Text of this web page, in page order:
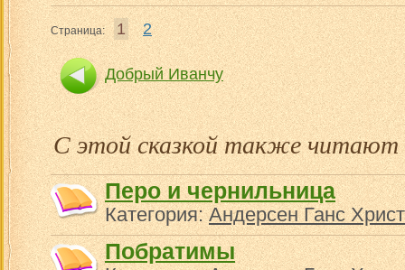
Страница: 1 2
Добрый Иванчу
С этой сказкой также читают
Перо и чернильница
Категория:Андерсен Ганс
Побратимы